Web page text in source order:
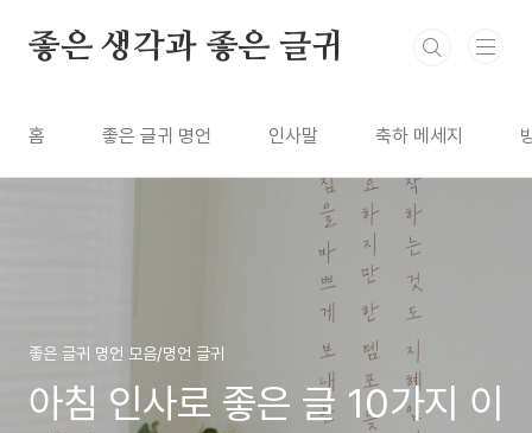
좋은 생각과 좋은 글귀
홈 좋은 글귀 명언 인사말 축하 메세지
좋은 글귀 명언 모음/명언 글귀
아침 인사로 좋은 글 10가지 이